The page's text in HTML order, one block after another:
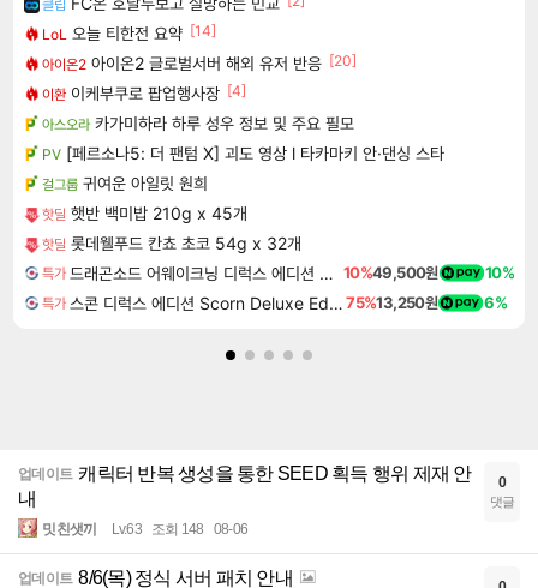
클립
LoL 오늘 티한전 요약 [14]
아이온2 아이온2 글로벌서버 해외 유저 반응 [20]
이환 이케부쿠로 팝업행사장 [4]
아스오라 카가미하라 하루 성우 정보 및 주요 필모
PV [페르소나5: 더 팬텀 X] 괴도 영상 l 타카마키 안·댄싱 스타
걸그룹 귀여운 아일릿 원희
핫딜 햇반 백미밥 210g x 45개
핫딜 롯데웰푸드 칸쵸 초코 54g x 32개
특가 드래곤소드 어웨이크닝 디럭스 에디션 DragonSword Awakening Deluxe Edition 10%49,500원 10%
특가 스콘 디럭스 에디션 Scorn Deluxe Edition75%13,250원 6%
업데이트 캐릭터 반복 생성을 통한 SEED 획득 행위 제재 안
내
밋친샛끼 Lv.63 조회 148 08-06
0
댓글
업데이트 8/6(목) 정식 서버 패치 안내